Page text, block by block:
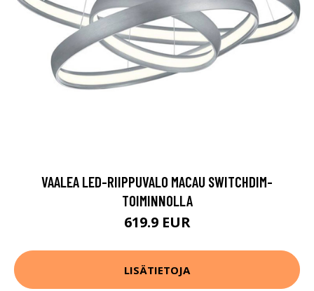
VAALEA LED-RIIPPUVALO MACAU SWITCHDIM-
TOIMINNOLLA
619.9 EUR
LISÄTIETOJA